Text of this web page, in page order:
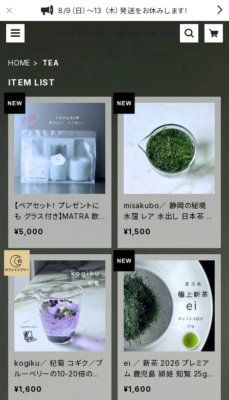
8/9（日）〜13 （木）発送をお休みします！
HOME TEA
ITEM LIST
【ペアセット！ プレゼントに
も グラス付き】MATRA 飲
み比べ3種セット／人気セレ
クション／帰省土産
¥5,000
misakubo／ 静岡の秘境
水窪 レア 水出し 日本茶 15
g ジッパー袋入
¥1,500
kogiku／ 杞菊 コギク／ブ
ルーベリーの10-20倍のア
ントシアニン／デスクワーク
に最適／2.5g 個包装×3（3
¥1,600
ei ／ 新茶 2026 プレミア
ム 鹿児島 頴娃 知覧 25g
ジッパー袋入
¥1,600